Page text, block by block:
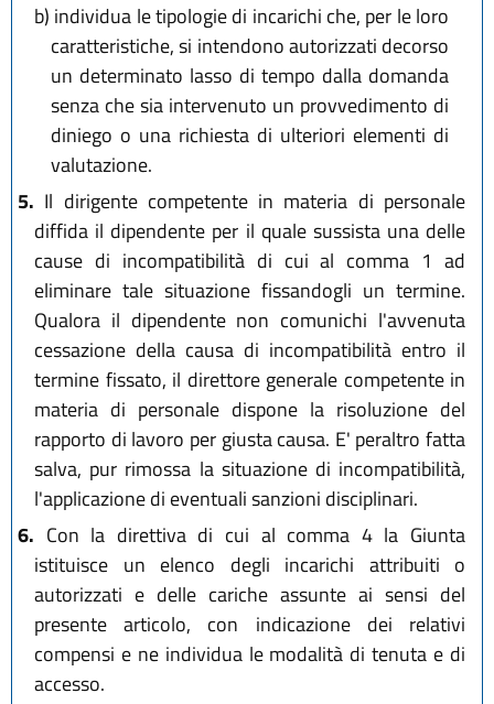
b) individua le tipologie di incarichi che, per le loro
caratteristiche, si intendono autorizzati decorso
un determinato lasso di tempo dalla domanda
senza che sia intervenuto un provvedimento di
diniego o una richiesta di ulteriori elementi di
valutazione.
5. Il dirigente competente in materia di personale
diffida il dipendente per il quale sussista una delle
cause di incompatibilità di cui al comma 1 ad
eliminare tale situazione fissandogli un termine.
Qualora il dipendente non comunichi l'avvenuta
cessazione della causa di incompatibilità entro il
termine fissato, il direttore generale competente in
materia di personale dispone la risoluzione del
rapporto di lavoro per giusta causa. E' peraltro fatta
salva, pur rimossa la situazione di incompatibilità,
l'applicazione di eventuali sanzioni disciplinari.
6. Con la direttiva di cui al comma 4 la Giunta
istituisce un elenco degli incarichi attribuiti o
autorizzati e delle cariche assunte ai sensi del
presente articolo, con indicazione dei relativi
compensi e ne individua le modalità di tenuta e di
accesso.